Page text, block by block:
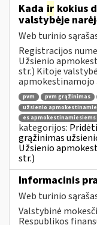
Kada ir kokius
valstybėje
Web turinio
Registracijos
Užsienio
str.) Kitoje
apmokestinamojo
pvm pvm grąžinimas
užsienio
es
kategorijos:
grąžinimas
Užsienio
str.)
Informacinis
Web turinio
Valstybinė
Respublikos